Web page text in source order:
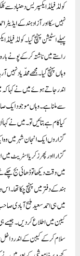
کولڈ فیلڈ ایکسپریس دھنباد سے
نہیں سکا اور آزاد ہند کے
پہلے اسٹیشن پہنچ گیا ۔کولڈ
راستے میں ناشتہ کر کے پونے
وہاں پہنچ گیا۔ مجھے محلّہ یاد
اندر جاتے ہوئے میں نے کہا کہ
سے ملنا ہے۔وہاں موجود ایک
کیا کام ہے بتائیں تو۔میں نے
گزاروں ایک انجان شہر میں وہ
گزارا اور پھر زکریا اسٹریٹ
میں وقت دیکھا تو ڈھائی بج
ہند کے دفتر میں پہنچ چکا تھا
میں ہی احمد سعید ملیح آبادی
کیبن میں اطلاع کر دیں ۔جیسے
سلام کرکے کیبن کے اندر داخل